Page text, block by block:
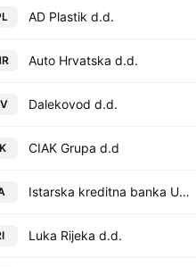
AD Plastik d.d.
Auto Hrvatska d.d.
Dalekovod d.d.
CIAK Grupa d.d
Istarska kreditna banka Umag d.d.
Luka Rijeka d.d.